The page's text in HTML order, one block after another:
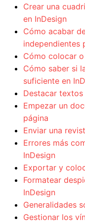
Crear una
en InDesign
Cómo acabar
independientes
Cómo colocar
Cómo saber si
suficiente en
Destacar
Empezar un
página
Enviar una
Errores más
InDesign
Exportar y
Formatear
InDesign
Generalidades
Gestionar los